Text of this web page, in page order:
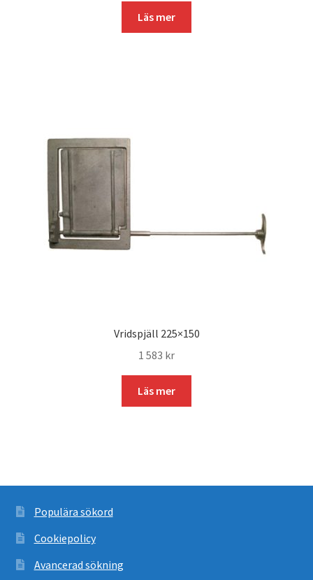
Läs mer
Vridspjäll 225×150
1 583 kr
Läs mer
Populära sökord
Cookiepolicy
Avancerad sökning